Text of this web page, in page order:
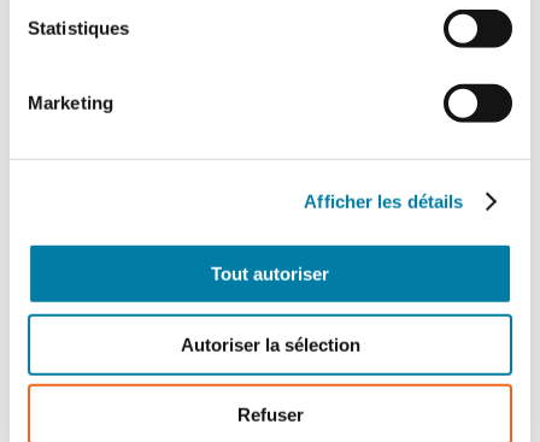
Statistiques
Marketing
Afficher les détails
Tout autoriser
Autoriser la sélection
Refuser